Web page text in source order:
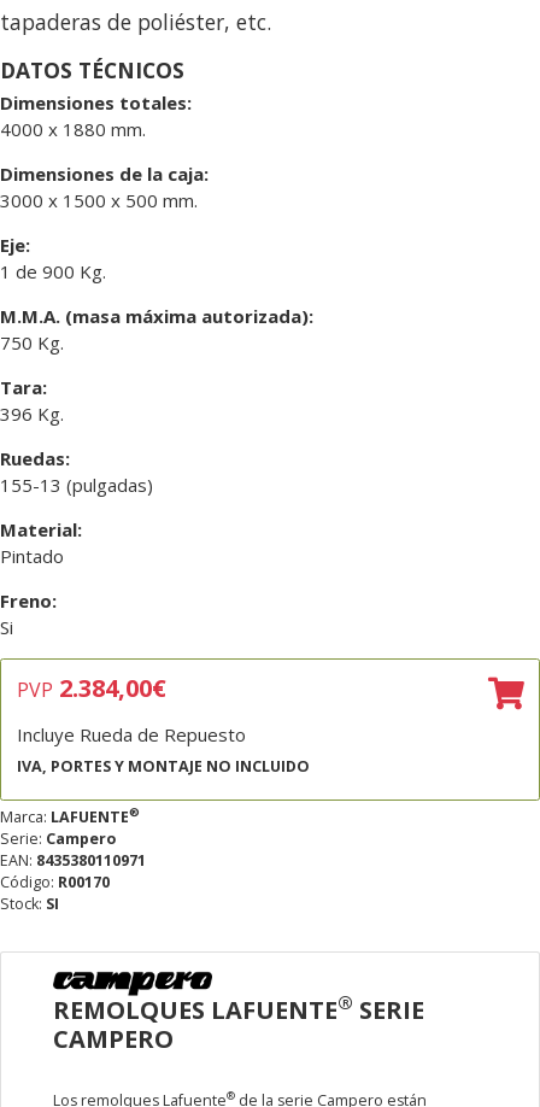
tapaderas de poliéster, etc.
DATOS TÉCNICOS
Dimensiones totales:
4000 x 1880 mm.
Dimensiones de la caja:
3000 x 1500 x 500 mm.
Eje:
1 de 900 Kg.
M.M.A. (masa máxima autorizada):
750 Kg.
Tara:
396 Kg.
Ruedas:
155-13 (pulgadas)
Material:
Pintado
Freno:
Si
PVP 2.384,00€
Incluye Rueda de Repuesto
IVA, PORTES Y MONTAJE NO INCLUIDO
Marca: LAFUENTE®
Serie: Campero
EAN: 8435380110971
Código: R00170
Stock: SI
REMOLQUES LAFUENTE® SERIE
CAMPERO
Los remolques Lafuente®de la serie Campero están